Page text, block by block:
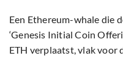
Een Ethereum-whale die
‘Genesis Initial Coin
ETH verplaatst, vlak voor